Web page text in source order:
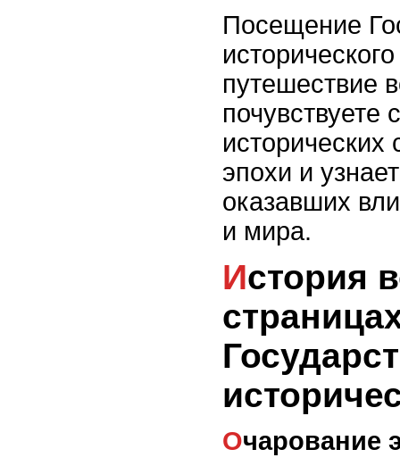
Посещение
путешествие
почувствуете
эпохи и
оказавших
и мира.
История возрождается на
Очарование